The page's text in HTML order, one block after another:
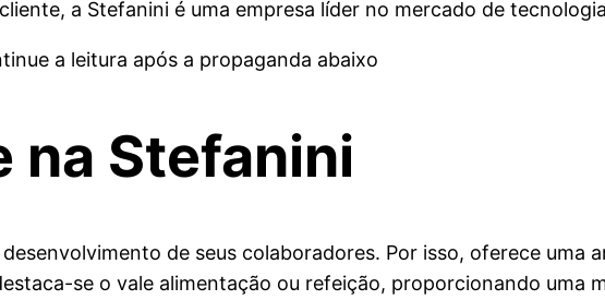
a Stefanini é uma empresa líder no mercado de
a leitura após a propaganda abaixo
na Stefanini
de seus colaboradores. Por isso, oferece uma
se o vale alimentação ou refeição, proporcionando uma